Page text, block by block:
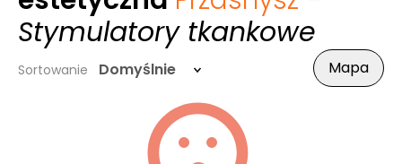
Stymulatory tkankowe
Sortowanie Domyślnie Mapa